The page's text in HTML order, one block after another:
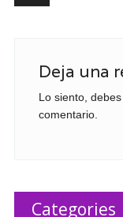
Deja una
Lo siento,
comentario.
Categories